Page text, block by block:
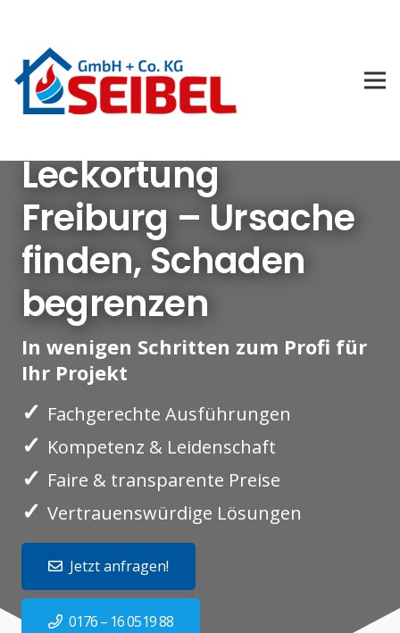
Leckortung
Freiburg – Ursache
finden, Schaden
begrenzen
In wenigen Schritten zum Profi für
Ihr Projekt
✓ Fachgerechte Ausführungen
✓ Kompetenz & Leidenschaft
✓ Faire & transparente Preise
✓ Vertrauenswürdige Lösungen
Jetzt anfragen!
0176 – 16 0519 88